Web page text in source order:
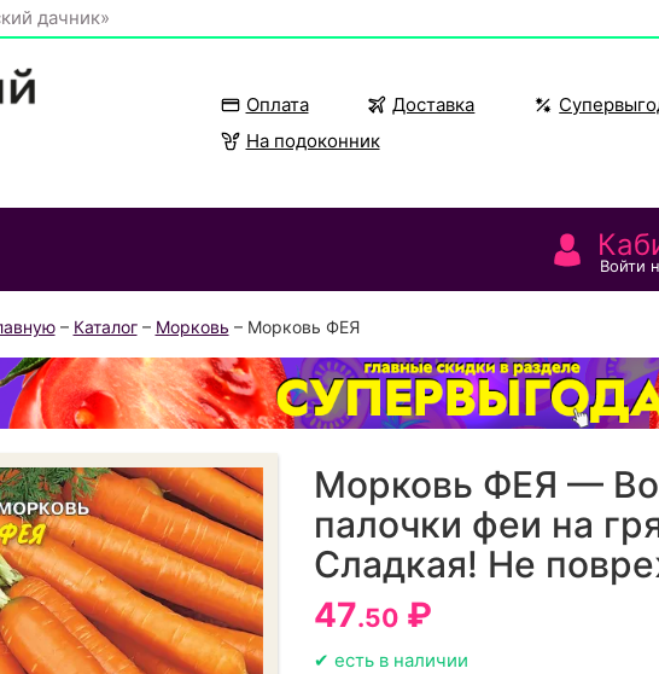
дачник»
Оплата Доставка
На подоконник
Войти
– Каталог– Морковь – Морковь ФЕЯ
Морковь ФЕЯ —
палочки феи на
Сладкая! Не
47.50₽
✔ есть в наличии